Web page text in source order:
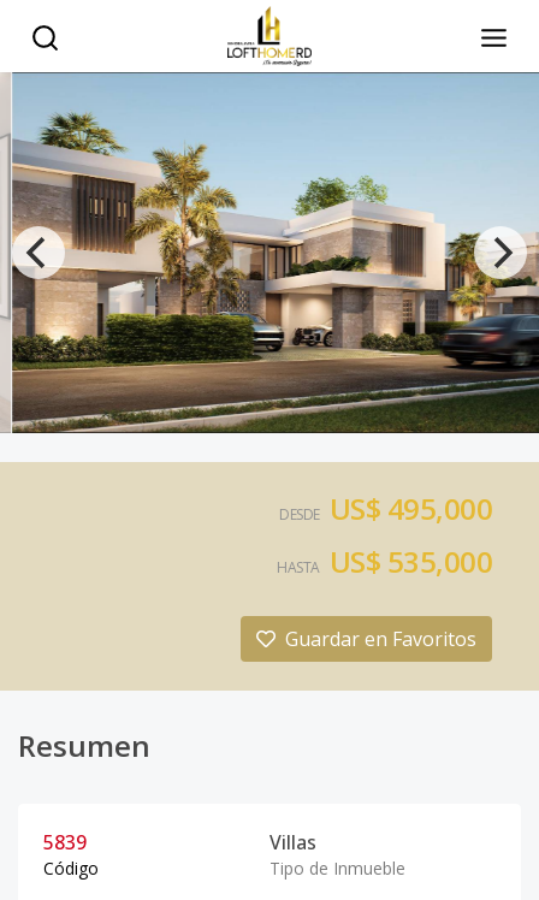
DESDE US$ 495,000
HASTA US$ 535,000
Guardar en Favoritos
Resumen
5839
Código
Villas
Tipo de Inmueble